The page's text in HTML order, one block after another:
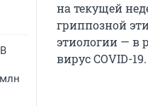
на текущей
гриппозной
этиологии — в
вирус COVID-19.